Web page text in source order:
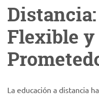
Flexible y
La educación a distancia